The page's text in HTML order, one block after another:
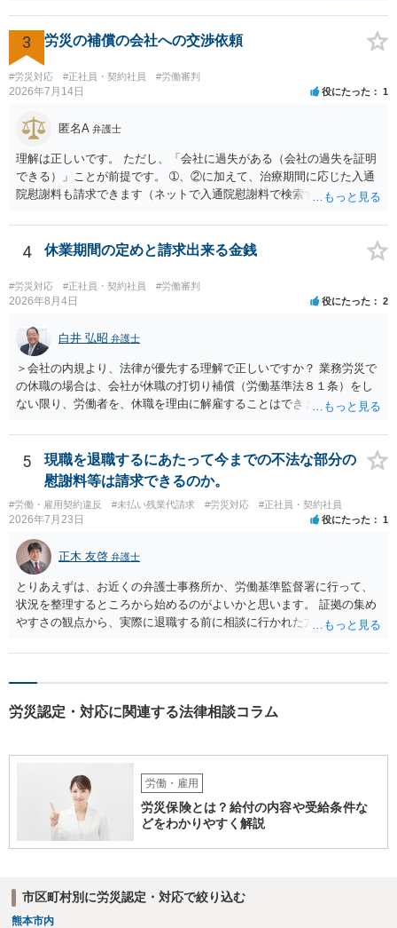
実地指導をしていないことが問題になった事例もあります。ですの
で、指示が無ければ免責されるわけではありません。責任追及の交渉
となるでしょう。
3 労災の補償の会社への交渉依頼
#労災対応 #正社員・契約社員 #労働審判
2026年7月14日 役にたった 1
匿名A 弁護士
理解は正しいです。 ただし、「会社に過失がある（会社の過失を証明
できる）」ことが前提です。 ➀、②に加えて、治療期間に応じた入通
院慰謝料も請求できます（ネットで入通院慰謝料で検索すると詳しい
後遺障害慰謝料も請求できます。これらは後遺障害の等級、あなたの
収入、年齢等で大きく変わりますので一般的にいくらとは言えませ
いてみるしかありませんが、旧日弁連規準を使った着手金・成功報酬
方式と着手金ゼロまたは少額で成功報酬大目の方式のどちらかが多い
弁護士に直接面談で相談されることをお勧めします。
4 休業期間の定めと請求出来る金銭
#労災対応 #正社員・契約社員 #労働審判
2026年8月4日 役にたった 2
白井 弘昭 弁護士
＞会社の内規より、法律が優先する理解で正しいですか？ 業務労災で
の休職の場合は、会社が休職の打切り補償（労働基準法８１条）をし
ない限り、労働者を、休職を理由に解雇することはできません（労働
期間満了による退職は、業務労災への適用はありませんので、ご安心
ください。 仮に会社が打切り補償をせずに解雇した場合は、不当解雇
に当たります。 ＞労災の休業補償と、所得補償保険の保険金とは別
に、受け取れる金銭はありますでしょうか？ 業務労災の場合は、会社
の安全配慮義務違反が認められると解されますので、会社の損害賠償
責任（治療費、通院慰謝料、入院費、入院慰謝料、後遺障害慰謝料、
逸失利益等）が認められる可能性が高いと思われます。 また、業務労
災での第三者行為傷害（同僚の不注意等による事故）の場合は、当該
第三者の賠償責任も考えられます。 労災で支払われた分は、損害額か
ら控除（損益相殺）されますが、それを超えた部分は、会社もしく
は、第三者から支払ってもらうことになります。 会社等との交渉が必
要になると思います（良い会社でしたら、自ら話してくると思います
が・・・）。極めて専門的な話ですので、詳細もしくは対応を最寄り
5
現職を退職するにあたって今までの不法な部分の
慰謝料等は請求できるのか。
#労働・雇用契約違反 #未払い残業代請求 #労災対応 #正社員・契約社員
2026年7月23日 役にたった 1
正木 友啓 弁護士
とりあえずは、お近くの弁護士事務所か、労働基準監督署に行って、
状況を整理するところから始めるのがよいかと思います。 証拠の集め
やすさの観点から、実際に退職する前に相談に行かれた方がよいかと
労災認定・対応に関連する法律相談コラム
労働・雇用
労災保険とは？給付の内容や受給条件な
どをわかりやすく解説
市区町村別に労災認定・対応で絞り込む
熊本市内